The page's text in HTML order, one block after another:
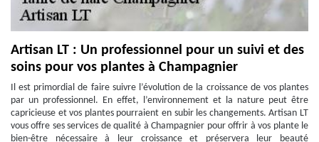
Artisan LT : Un professionnel pour un suivi et des
soins pour vos plantes à Champagnier
Il est primordial de faire suivre l’évolution de la croissance de vos plantes
par un professionnel. En effet, l’environnement et la nature peut être
capricieuse et vos plantes pourraient en subir les changements. Artisan LT
vous offre ses services de qualité à Champagnier pour offrir à vos plante le
bien-être nécessaire à leur croissance et préservera leur beauté